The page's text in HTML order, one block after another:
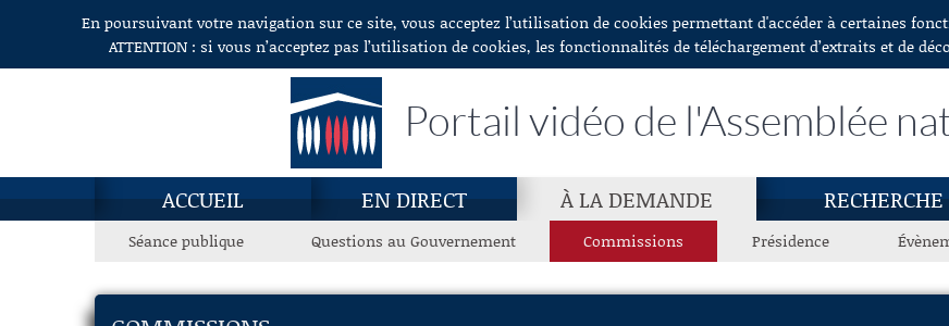
Aller au contenuEn poursuivant votre navigation sur ce site, vous acceptez l’utilisation de cookies permettant d'accéder à certaines
ATTENTION : si vous n’acceptez pas l’utilisation de cookies, les fonctionnalités de téléchargement d’extraits et de
Portail vidéo de l'Assemblée
ACCUEIL EN DIRECT À LA DEMANDE RECHERCHE
Séance publique Questions au Gouvernement Commissions Présidence